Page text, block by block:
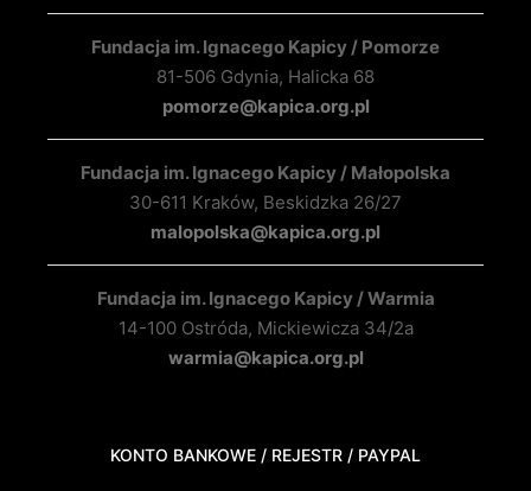
Fundacja im. Ignacego Kapicy / Pomorze
81-506 Gdynia, Halicka 68
pomorze@kapica.org.pl
Fundacja im. Ignacego Kapicy / Małopolska
30-611 Kraków, Beskidzka 26/27
malopolska@kapica.org.pl
Fundacja im. Ignacego Kapicy / Warmia
14-100 Ostróda, Mickiewicza 34/2a
warmia@kapica.org.pl
KONTO BANKOWE / REJESTR / PAYPAL